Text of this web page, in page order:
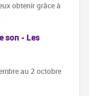
obtenir grâce à
son - Les
au 2 octobre